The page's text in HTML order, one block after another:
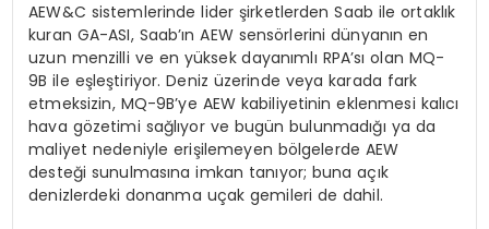
AEW&C sistemlerinde lider şirketlerden Saab ile ortaklık
kuran GA-ASI, Saab’ın AEW sensörlerini dünyanın en
uzun menzilli ve en yüksek dayanımlı RPA’sı olan MQ-
9B ile eşleştiriyor. Deniz üzerinde veya karada fark
etmeksizin, MQ-9B’ye AEW kabiliyetinin eklenmesi kalıcı
hava gözetimi sağlıyor ve bugün bulunmadığı ya da
maliyet nedeniyle erişilemeyen bölgelerde AEW
desteği sunulmasına imkan tanıyor; buna açık
denizlerdeki donanma uçak gemileri de dahil.